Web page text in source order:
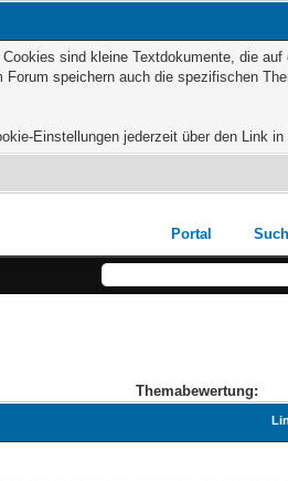
sind kleine Textdokumente, die auf
speichern auch die spezifischen
Einstellungen jederzeit über den Link
Portal
Themabewertung: